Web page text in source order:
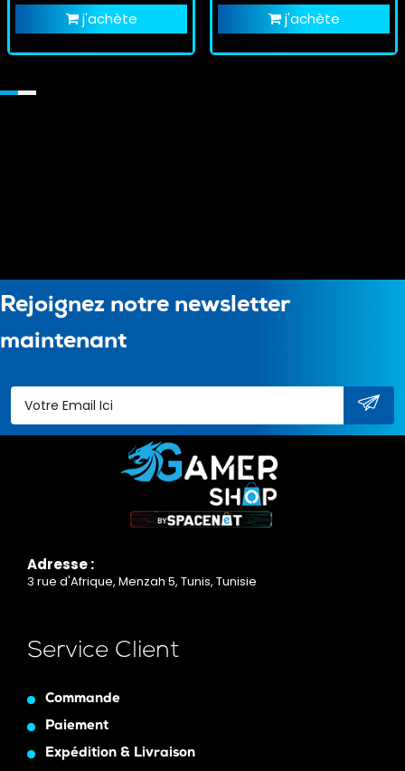
j'achète j'achète
Rejoignez notre newsletter
maintenant
Adresse :
3 rue d'Afrique, Menzah 5, Tunis, Tunisie
Service Client
Commande
Paiement
Expédition & Livraison